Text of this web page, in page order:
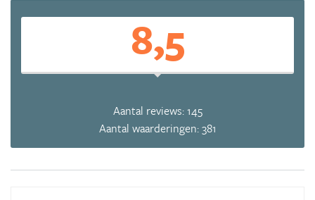
8,5
Aantal reviews: 145
Aantal waarderingen: 381